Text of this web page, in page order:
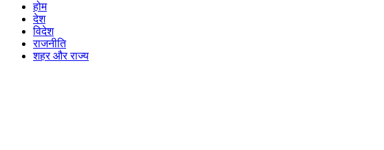
होम
देश
विदेश
राजनीति
शहर और राज्य